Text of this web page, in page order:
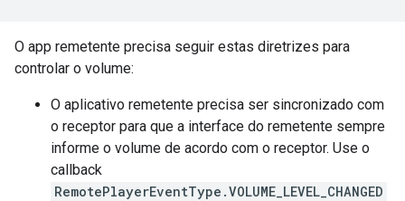
O app remetente precisa seguir estas diretrizes para
controlar o volume:
O aplicativo remetente precisa ser sincronizado com
o receptor para que a interface do remetente sempre
informe o volume de acordo com o receptor. Use o
callback
RemotePlayerEventType.VOLUME_LEVEL_CHANGED